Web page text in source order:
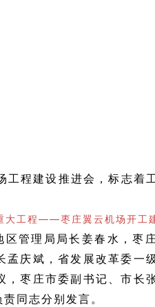
工程建设推进会，标志着
管理局局长姜春水，枣
庆斌，省发展改革委一
枣庄市委副书记、市长
同志分别发言。